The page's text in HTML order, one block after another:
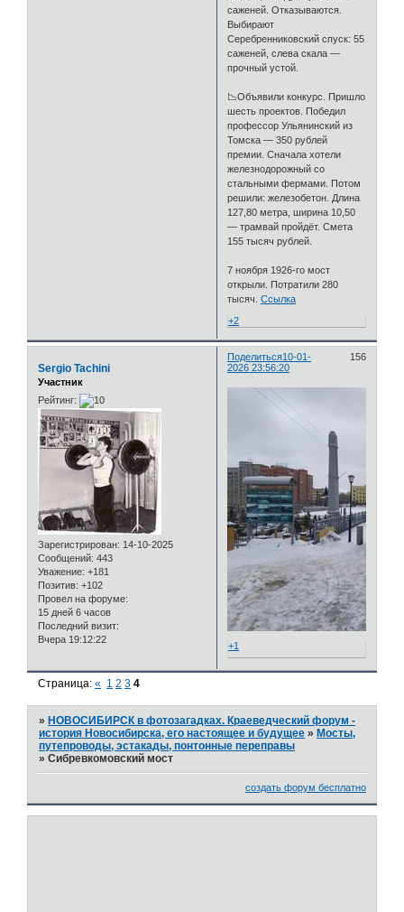
саженей. Отказываются.
Выбирают
Серебренниковский спуск: 55
саженей, слева скала —
прочный устой.
📉Объявили конкурс. Пришло
шесть проектов. Победил
профессор Ульянинский из
Томска — 350 рублей
премии. Сначала хотели
железнодорожный со
стальными фермами. Потом
решили: железобетон. Длина
127,80 метра, ширина 10,50
— трамвай пройдёт. Смета
155 тысяч рублей.
7 ноября 1926-го мост
открыли. Потратили 280
тысяч.Ссылка
+2
Поделиться 156
10-01-
2026 23:56:20
Sergio Tachini
Участник
Рейтинг:
Зарегистрирован: 14-10-2025
Сообщений: 443
Уважение: +181
Позитив: +102
Провел на форуме:
15 дней 6 часов
Последний визит:
Вчера 19:12:22
+1
Страница:« 1 2 3 4
» НОВОСИБИРСК в фотозагадках. Краеведческий форум -
история Новосибирска, его настоящее и будущее » Мосты,
путепроводы, эстакады, понтонные переправы
»Сибревкомовский мост
создать форум бесплатно